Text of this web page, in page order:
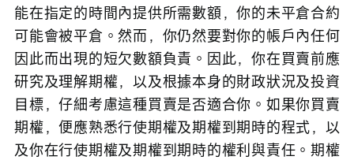
能在指定的時間內提供所需數額，你的未平倉合約
可能會被平倉。然而，你仍然要對你的帳戶內任何
因此而出現的短欠數額負責。因此，你在買賣前應
研究及理解期權，以及根據本身的財政狀況及投資
目標，仔細考慮這種買賣是否適合你。如果你買賣
期權，便應熟悉行使期權及期權到期時的程式，以
及你在行使期權及期權到期時的權利與責任。期權